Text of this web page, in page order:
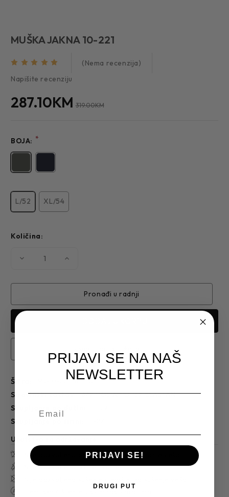
MUŠKA JAKNA 10-221
(Nema recenzija)
Napišite recenziju
287.10KM 319.00KM
BOJA: *
L/52 XL/54
Količina:
Smanjite
10-
Povećajte
10-
Pronađi u radnji
Šifra: MJ-10-221 18 L/52
sirovinski sastav: 87% POLIAMID 13% ELASTAN
Nije dozvoljeno pranje u mašini za pranje veša
Nije dozvoljeno izbijeljivanje
Uputstvo za održavanje
PRIJAVI SE NA NAŠ
NEWSLETTER
PRIJAVI SE!
DRUGI PUT